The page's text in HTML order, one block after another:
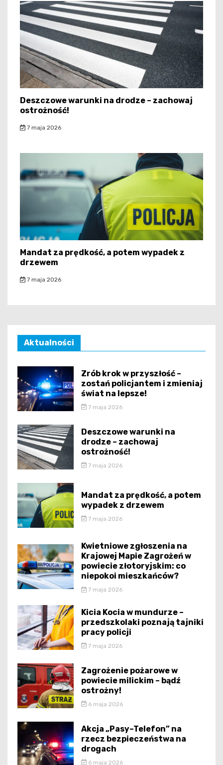
Deszczowe warunki na drodze – zachowaj
ostrożność!
7 maja 2026
Mandat za prędkość, a potem wypadek z
drzewem
7 maja 2026
Aktualności
Zrób krok w przyszłość –
zostań policjantem i zmieniaj
świat na lepsze!
7 maja 2026
Deszczowe warunki na
drodze – zachowaj
ostrożność!
7 maja 2026
Mandat za prędkość, a potem
wypadek z drzewem
7 maja 2026
Kwietniowe zgłoszenia na
Krajowej Mapie Zagrożeń w
powiecie złotoryjskim: co
niepokoi mieszkańców?
7 maja 2026
Kicia Kocia w mundurze –
przedszkolaki poznają tajniki
pracy policji
7 maja 2026
Zagrożenie pożarowe w
powiecie milickim – bądź
ostrożny!
6 maja 2026
Akcja „Pasy–Telefon” na
rzecz bezpieczeństwa na
drogach
6 maja 2026